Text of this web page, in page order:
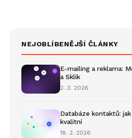
NEJOBLÍBENĚJŠÍ ČLÁNKY
E-mailing a reklama:
a Sklik
2. 3. 2026
Databáze kontaktů:
kvalitní
18. 2. 2026